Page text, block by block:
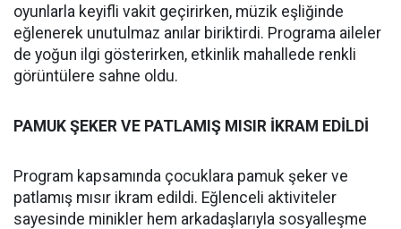
oyunlarla keyifli vakit geçirirken, müzik eşliğinde
eğlenerek unutulmaz anılar biriktirdi. Programa aileler
de yoğun ilgi gösterirken, etkinlik mahallede renkli
görüntülere sahne oldu.
PAMUK ŞEKER VE PATLAMIŞ MISIR İKRAM EDİLDİ
Program kapsamında çocuklara pamuk şeker ve
patlamış mısır ikram edildi. Eğlenceli aktiviteler
sayesinde minikler hem arkadaşlarıyla sosyalleşme